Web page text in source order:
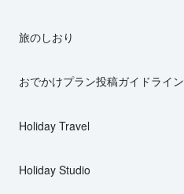
旅のしおり
おでかけプラン投稿ガイドライン
Holiday Travel
Holiday Studio